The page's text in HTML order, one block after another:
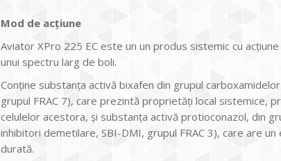
Mod de acţiune
Aviator XPro 225 EC este un un produs sistemic cu
unui spectru larg de boli.
Conţine substanţa activă bixafen din grupul
grupul FRAC 7), care prezintă proprietăţi local sistemice,
celulelor acestora, şi substanţa activă protioconazol, din
inhibitori demetilare, SBI-DMI, grupul FRAC 3), care are
durată.